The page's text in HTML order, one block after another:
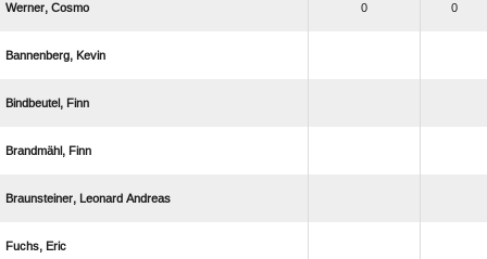
  0 0
 
 
 
  
 